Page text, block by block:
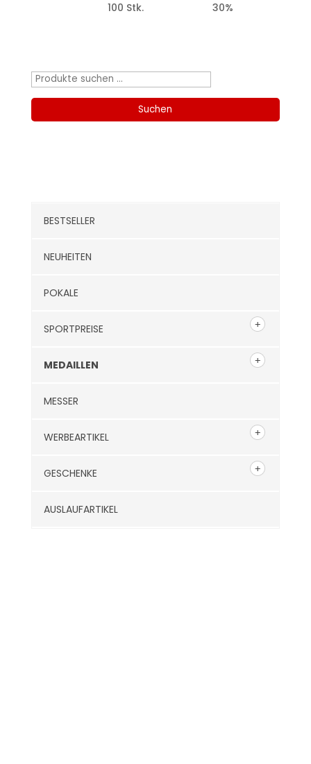
100 Stk.
30%
Suchen
Suchen
BESTSELLER
NEUHEITEN
POKALE
SPORTPREISE
MEDAILLEN
MESSER
WERBEARTIKEL
GESCHENKE
AUSLAUFARTIKEL